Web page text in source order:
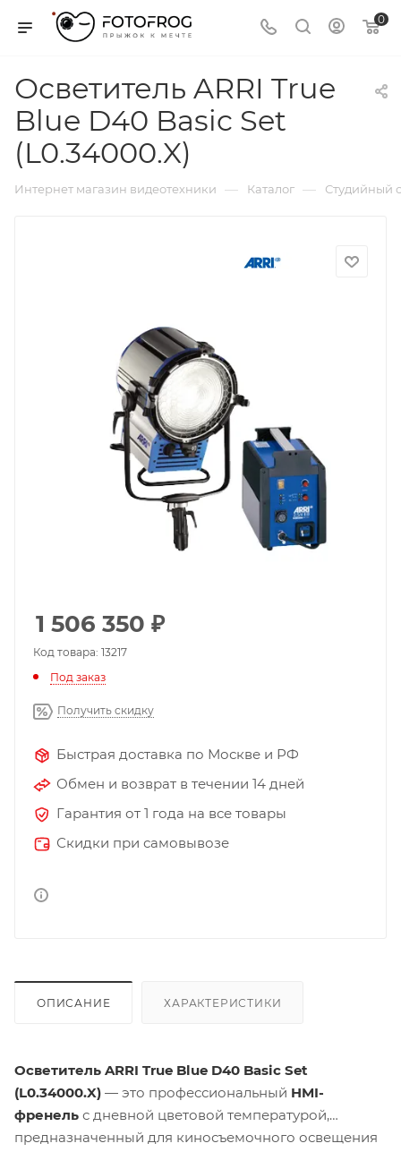
0
Осветитель ARRI True
Blue D40 Basic Set
(L0.34000.X)
Интернет магазин видеотехники — Каталог — Студийный
1 506 350 ₽
Код товара: 13217
Под заказ
Получить скидку
Быстрая доставка по Москве и РФ
Обмен и возврат в течении 14 дней
Гарантия от 1 года на все товары
Скидки при самовывозе
ОПИСАНИЕ ХАРАКТЕРИСТИКИ
Осветитель ARRI True Blue D40 Basic Set
(L0.34000.X) — это профессиональный HMI-
френель с дневной цветовой температурой,
предназначенный для киносъемочного освещения